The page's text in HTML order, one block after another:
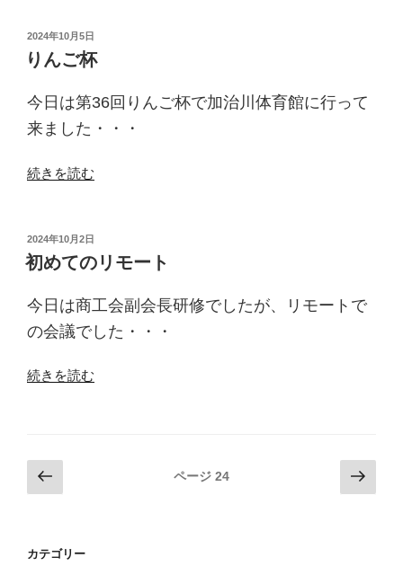
祉
チ
リ
テ
ー
大
投
稿
日:
2024年10月5日
りんご杯
今日は第36回りんご杯で加治川体育館に行って
来ました・・・
“り
杯”
の
続きを読む
投
稿
日:
2024年10月2日
初めてのリモート
今日は商工会副会長研修でしたが、リモートで
の会議でした・・・
“初
リ
モ
の
続きを読む
投
稿
ビ
の
ジ
ページ 24
次
の
カテゴリー